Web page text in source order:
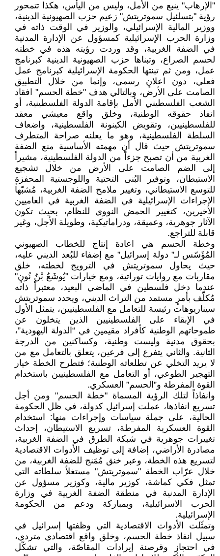
"الإرهاب" ينبع من الأمل، وليس من اليأس، هكذا تتمحور
رؤية "بتسلئيل سموتريتش" زعيم حزب الصهيونية الدينية،
ووزير المالية الإسرائيلي، والوزير في الوقت ذاته في
وزارة الحرب الإسرائيلية كمسؤول عن الإدارة المدنية
في الضفة الغربية، وقد وردت رؤيته هذه في خطته
لحسم الصراع، وتبناها حزب الصهيونية الدينية كبرنامج
عمل، ومن ثم تبنتها الحكومة الإسرائيلية كبرنامج عمل
فعلي، دون اعلانٍ رسمي، وإنما من خلال التطبيق
الصامت على الأرض، وبالتالي هدف "خطة الحسم" افقاد
الشعب الفلسطيني الأمل بإقامة الدولة الفلسطينية، أو
انفاذ حقوقه الوطنية، وخلق واقع معيشي معقد
للفلسطينيين، وتقويض الكينونة الفلسطينية، واضعاف
السلطة الفلسطينية، وهو ما يعلنه صراحة المتطرف
سموتريتش حيث قال أن مهمته الأساسية منع الضفة
الغربية من أن تصبح جزءاً من الدولة الفلسطينية، مشيراً
إلى الضم الصامت على الأرض من خلال تشجيع
الاستيطان، وتوفير البُنى التحتية واللوجستية المحفزة
للتوسع الاستيطاني، وتغيير ملامح الضفة الغربية، مُشبّهاً
الإجراءات الإسرائيلية في الضفة الغربية في العاميين
الأخيرين، كتغيير الحمض النووي للنظام، بحيث تكون
الآثار جوهرية، وعميقة، ودراماتيكية، وطويلة الأجل، وغير
قابلة للتراجع.
وخطة الحسم هي اعادة إنتاج للخطاب الصهيوني
المُؤَسّس لـ” دولة إسرائيل” مع إضفاء للبُعد الديني عليه،
حيث يحاول سموتريتش في الترويج لخطته، خلق
مقاربات مع روايات توراتية، ومع خيارات "يُوشَعُ بْنُ نُونٍ"
عندما دخل فلسطين في الماضي البعيد، معتبراً ذاته
مُكلّف بأمرٍ مستمد من التراث الديني، ويحدد سموتريتش
سيناريوهات رئيسة للتعامل مع الفلسطينيين، يتمثل الأول
في الإبقاء على الفلسطينيين الذين يتخلون عن
طموحاتهم الوطنية كأفراد مقيمين في “الدولة اليهودية”،
بحقوق مدنية وليست وطنية، وكساكنين من الدرجة
الثانية. والثاني يتفرع إلى فرعين، يتعلق بالتعامل مع من
لا يريد التخلي عن تطلعاته الوطنية؛ فتطرح الخطة خيار
التهجير الطوعي، أو التعامل مع الفلسطينيين باستخدام
القوة المفرطة و”الحسم” العسكري.
وانفاذاً لتلك الرؤية المسماة "خطة الحسم" ومن أجل
تسريع انفاذها، عملت إسرائيل كدولة، في ظل الحكومة
الحالية، على جملة سياسات وإجراءات منها: استخدام
القوة العسكرية المفرطة، تسريع الاستيطان، إحداث
تغييرات جوهرية في شبكة الطرق في الضفة الغربية،
مصادرة الأراضي، إضافة إلى توظيف الأدوات الاقتصادية
لتسريع هذه الخطة، وعبر خنق مُمَنج للضفة الغربية، من
خلال عرّاب الخطة "سموتريتش" مستغلاً سلطاته التي
تمثل فكي كماشة، كوزير مالية، وكوزير مسؤول عن
الإدارة المدنية في منطقة الضفة الغربية في وزارة
الحرب الاسرائيلية، وبمباركة ودعم من الحكومة
الإسرائيلية.
وتمثّلت الأدوات الاقتصادية التي وظفتها إسرائيل في
سبيل انفاذ خطة الحسم، وخلق واقع اقتصادي متردي،
في احتجاز وقرصنة إيرادات المقاصّة، والتي تشكّل